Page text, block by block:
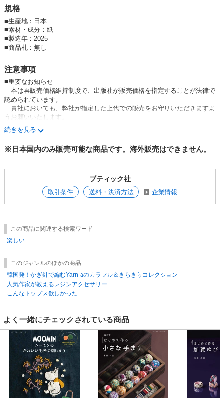
規格
■生産地：日本
■素材・成分：紙
■製造年：2025
■商品札：無し
注意事項
■重要なお知らせ
本は再販売価格維持制度で、出版社が販売価格を指定することが法律で
認められています。
貴社においても、弊社が指定した上代での販売をお守りいただきますよ
うお願いいたします。
万が一、お守りいただけない場合はお取引を中止させていただきます。
予めご了承ください。
続きを見る
※日本国内のみ販売可能な商品です。海外販売はできません。
ブティック社
取引条件 送料・決済方法 企業情報
この商品に関連する検索ワード
楽しい
このジャンルのほかの商品
韓国発！かぎ針で編むYarn-aのカラフル＆きらきらコレクション
人気作家が教えるレジンアクセサリー
こんなトップス欲しかった
よく一緒にチェックされている商品